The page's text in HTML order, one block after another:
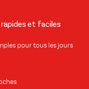
et faciles
pour tous les jours